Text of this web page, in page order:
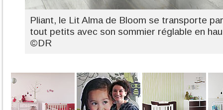
Pliant, le Lit Alma de Bloom se transporte
tout petits avec son sommier réglable en
©DR